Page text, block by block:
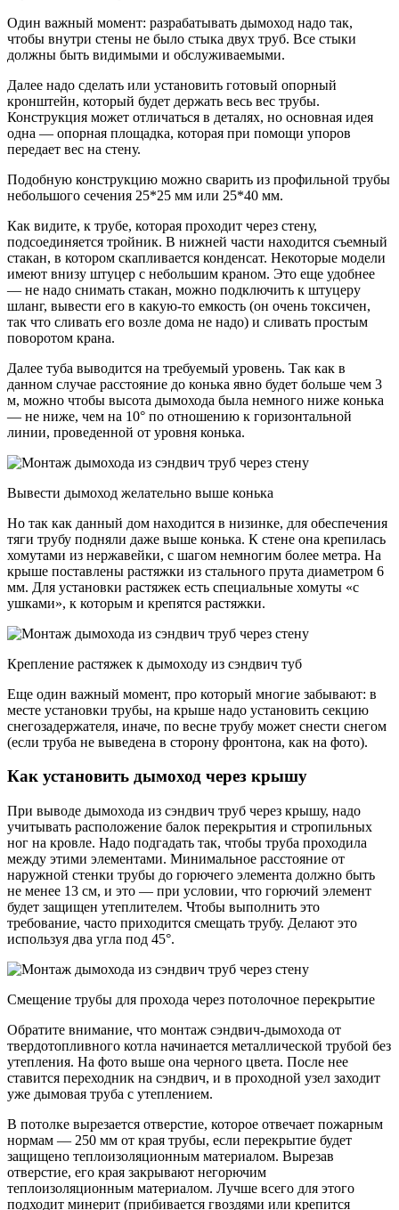
Один важный момент: разрабатывать дымоход надо так,
чтобы внутри стены не было стыка двух труб. Все стыки
должны быть видимыми и обслуживаемыми.
Далее надо сделать или установить готовый опорный
кронштейн, который будет держать весь вес трубы.
Конструкция может отличаться в деталях, но основная идея
одна — опорная площадка, которая при помощи упоров
передает вес на стену.
Подобную конструкцию можно сварить из профильной трубы
небольшого сечения 25*25 мм или 25*40 мм.
Как видите, к трубе, которая проходит через стену,
подсоединяется тройник. В нижней части находится съемный
стакан, в котором скапливается конденсат. Некоторые модели
имеют внизу штуцер с небольшим краном. Это еще удобнее
— не надо снимать стакан, можно подключить к штуцеру
шланг, вывести его в какую-то емкость (он очень токсичен,
так что сливать его возле дома не надо) и сливать простым
поворотом крана.
Далее туба выводится на требуемый уровень. Так как в
данном случае расстояние до конька явно будет больше чем 3
м, можно чтобы высота дымохода была немного ниже конька
— не ниже, чем на 10° по отношению к горизонтальной
линии, проведенной от уровня конька.
Вывести дымоход желательно выше конька
Но так как данный дом находится в низинке, для обеспечения
тяги трубу подняли даже выше конька. К стене она крепилась
хомутами из нержавейки, с шагом немногим более метра. На
крыше поставлены растяжки из стального прута диаметром 6
мм. Для установки растяжек есть специальные хомуты «с
ушками», к которым и крепятся растяжки.
Крепление растяжек к дымоходу из сэндвич туб
Еще один важный момент, про который многие забывают: в
месте установки трубы, на крыше надо установить секцию
снегозадержателя, иначе, по весне трубу может снести снегом
(если труба не выведена в сторону фронтона, как на фото).
Как установить дымоход через крышу
При выводе дымохода из сэндвич труб через крышу, надо
учитывать расположение балок перекрытия и стропильных
ног на кровле. Надо подгадать так, чтобы труба проходила
между этими элементами. Минимальное расстояние от
наружной стенки трубы до горючего элемента должно быть
не менее 13 см, и это — при условии, что горючий элемент
будет защищен утеплителем. Чтобы выполнить это
требование, часто приходится смещать трубу. Делают это
используя два угла под 45°.
Смещение трубы для прохода через потолочное перекрытие
Обратите внимание, что монтаж сэндвич-дымохода от
твердотопливного котла начинается металлической трубой без
утепления. На фото выше она черного цвета. После нее
ставится переходник на сэндвич, и в проходной узел заходит
уже дымовая труба с утеплением.
В потолке вырезается отверстие, которое отвечает пожарным
нормам — 250 мм от края трубы, если перекрытие будет
защищено теплоизоляционным материалом. Вырезав
отверстие, его края закрывают негорючим
теплоизоляционным материалом. Лучше всего для этого
подходит минерит (прибивается гвоздями или крепится